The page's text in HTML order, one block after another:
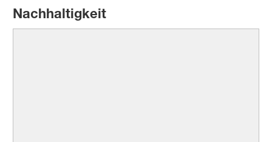
Nachhaltigkeit